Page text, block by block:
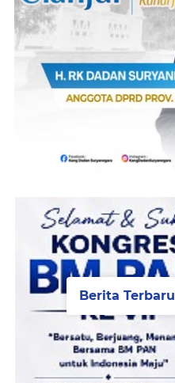
Berita Terbaru